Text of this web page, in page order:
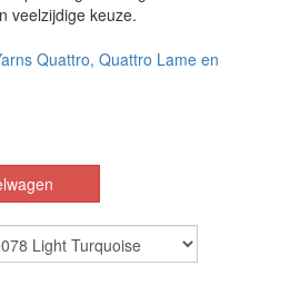
veelzijdige keuze.
Quattro, Quattro Lame en